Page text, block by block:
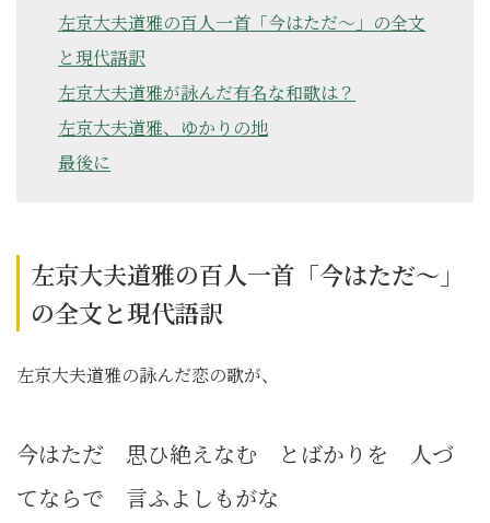
左京大夫道雅の百人一首「今はただ～」の全文
と現代語訳
左京大夫道雅が詠んだ有名な和歌は？
左京大夫道雅、ゆかりの地
最後に
左京大夫道雅の百人一首「今はただ～」
の全文と現代語訳
左京大夫道雅の詠んだ恋の歌が、
今はただ 思ひ絶えなむ とばかりを 人づ
てならで 言ふよしもがな